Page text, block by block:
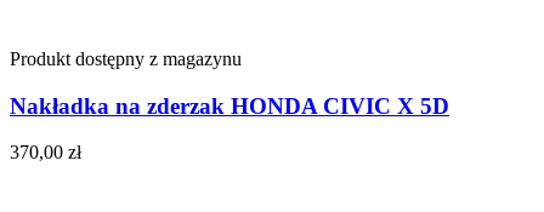
Produkt dostępny z magazynu
Nakładka na zderzak HONDA CIVIC X 5D
370,00 zł